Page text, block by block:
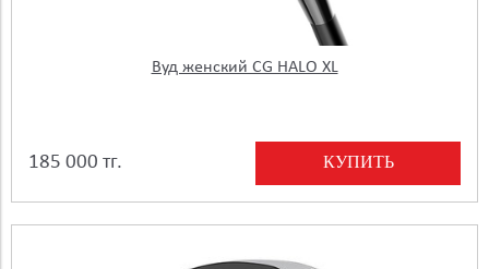
Вуд женский CG HALO XL
185 000 тг. КУПИТЬ